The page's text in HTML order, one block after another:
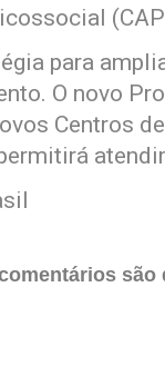
para
O novo
Centros